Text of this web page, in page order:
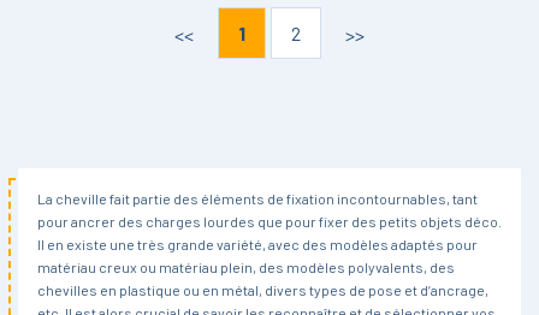
<< 1 2 >>
La cheville fait partie des éléments de fixation incontournables, tant
pour ancrer des charges lourdes que pour fixer des petits objets déco.
Il en existe une très grande variété, avec des modèles adaptés pour
matériau creux ou matériau plein, des modèles polyvalents, des
chevilles en plastique ou en métal, divers types de pose et d’ancrage,